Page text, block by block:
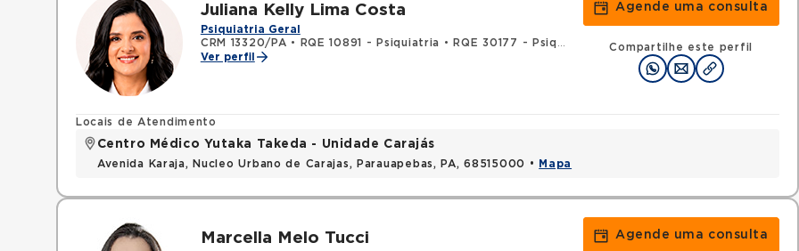
Juliana Kelly Lima Costa
Psiquiatria Geral
CRM 13320/PA • RQE 10891 - Psiquiatria •
RQE 30177 - Psiquiatria
Ver perfil
Agende uma consulta
Compartilhe este perfil
Locais de Atendimento
Centro Médico Yutaka Takeda - Unidade Carajás
Avenida Karaja, Nucleo Urbano de Carajas, Parauapebas, PA, 68515000 • Mapa
Marcella Melo Tucci Agende uma consulta